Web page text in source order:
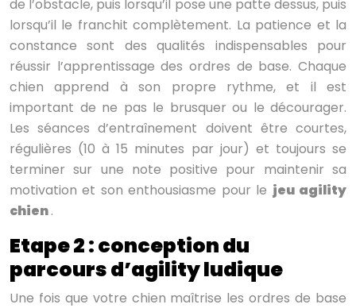
de l’obstacle, puis lorsqu’il pose une patte dessus, puis
lorsqu’il le franchit complètement. La patience et la
constance sont des qualités indispensables pour
réussir l’apprentissage des ordres de base. Chaque
chien apprend à son propre rythme, et il est
important de ne pas le brusquer ou le décourager.
Les séances d’entraînement doivent être courtes,
régulières (10 à 15 minutes par jour) et toujours se
terminer sur une note positive pour maintenir sa
motivation et son enthousiasme pour le jeu agility
chien.
Etape 2 : conception du
parcours d’agility ludique
Une fois que votre chien maîtrise les ordres de base